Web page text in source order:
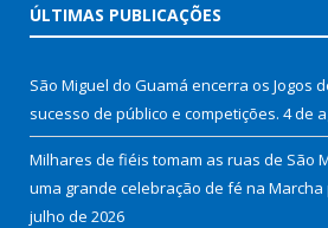
ÚLTIMAS PUBLICAÇÕES
São Miguel do Guamá encerra os Jogos
sucesso de público e competições. 4 de
Milhares de fiéis tomam as ruas de São
uma grande celebração de fé na Marcha
julho de 2026